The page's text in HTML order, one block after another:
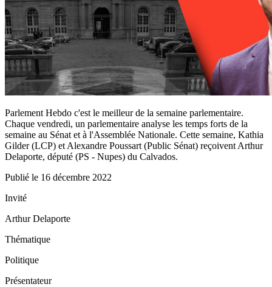
Parlement Hebdo c'est le meilleur de la semaine parlementaire.
Chaque vendredi, un parlementaire analyse les temps forts de la
semaine au Sénat et à l'Assemblée Nationale. Cette semaine, Kathia
Gilder (LCP) et Alexandre Poussart (Public Sénat) reçoivent Arthur
Delaporte, député (PS - Nupes) du Calvados.
Publié le 16 décembre 2022
Invité
Arthur Delaporte
Thématique
Politique
Présentateur